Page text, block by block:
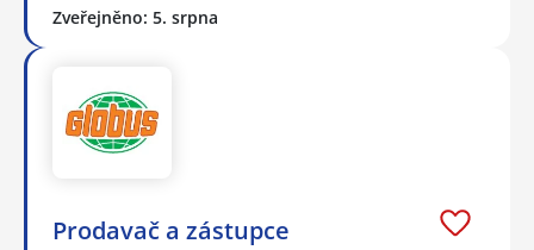
Zveřejněno: 5. srpna
Prodavač a zástupce